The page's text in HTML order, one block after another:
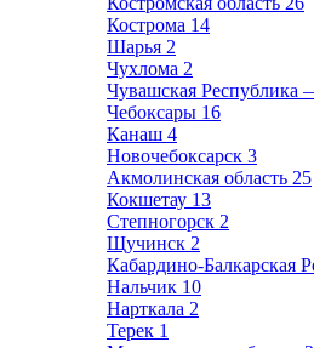
Кострома 14
Шарья 2
Чухлома 2
Чувашская Республика
Чебоксары 16
Канаш 4
Новочебоксарск 3
Акмолинская область 25
Кокшетау 13
Степногорск 2
Щучинск 2
Кабардино-Балкарская
Нальчик 10
Нарткала 2
Терек 1